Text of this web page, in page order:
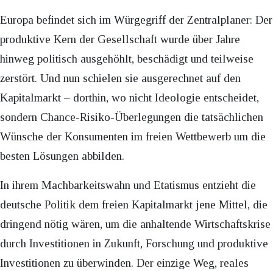
Europa befindet sich im Würgegriff der Zentralplaner: Der
produktive Kern der Gesellschaft wurde über Jahre
hinweg politisch ausgehöhlt, beschädigt und teilweise
zerstört. Und nun schielen sie ausgerechnet auf den
Kapitalmarkt – dorthin, wo nicht Ideologie entscheidet,
sondern Chance-Risiko-Überlegungen die tatsächlichen
Wünsche der Konsumenten im freien Wettbewerb um die
besten Lösungen abbilden.
In ihrem Machbarkeitswahn und Etatismus entzieht die
deutsche Politik dem freien Kapitalmarkt jene Mittel, die
dringend nötig wären, um die anhaltende Wirtschaftskrise
durch Investitionen in Zukunft, Forschung und produktive
Investitionen zu überwinden. Der einzige Weg, reales